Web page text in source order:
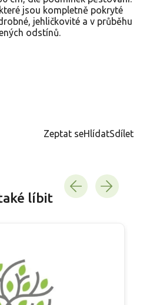
jsou kompletně pokryté
jehličkovité a v průběhu
odstínů.
Zeptat seHlídatSdílet
líbit